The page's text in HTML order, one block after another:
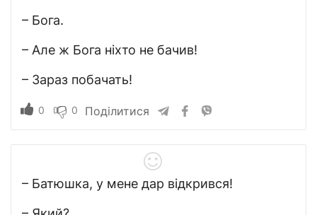
– Бога.
– Але ж Бога ніхто не бачив!
– Зараз побачать!
0 0 Поділитися
– Батюшка, у мене дар відкрився!